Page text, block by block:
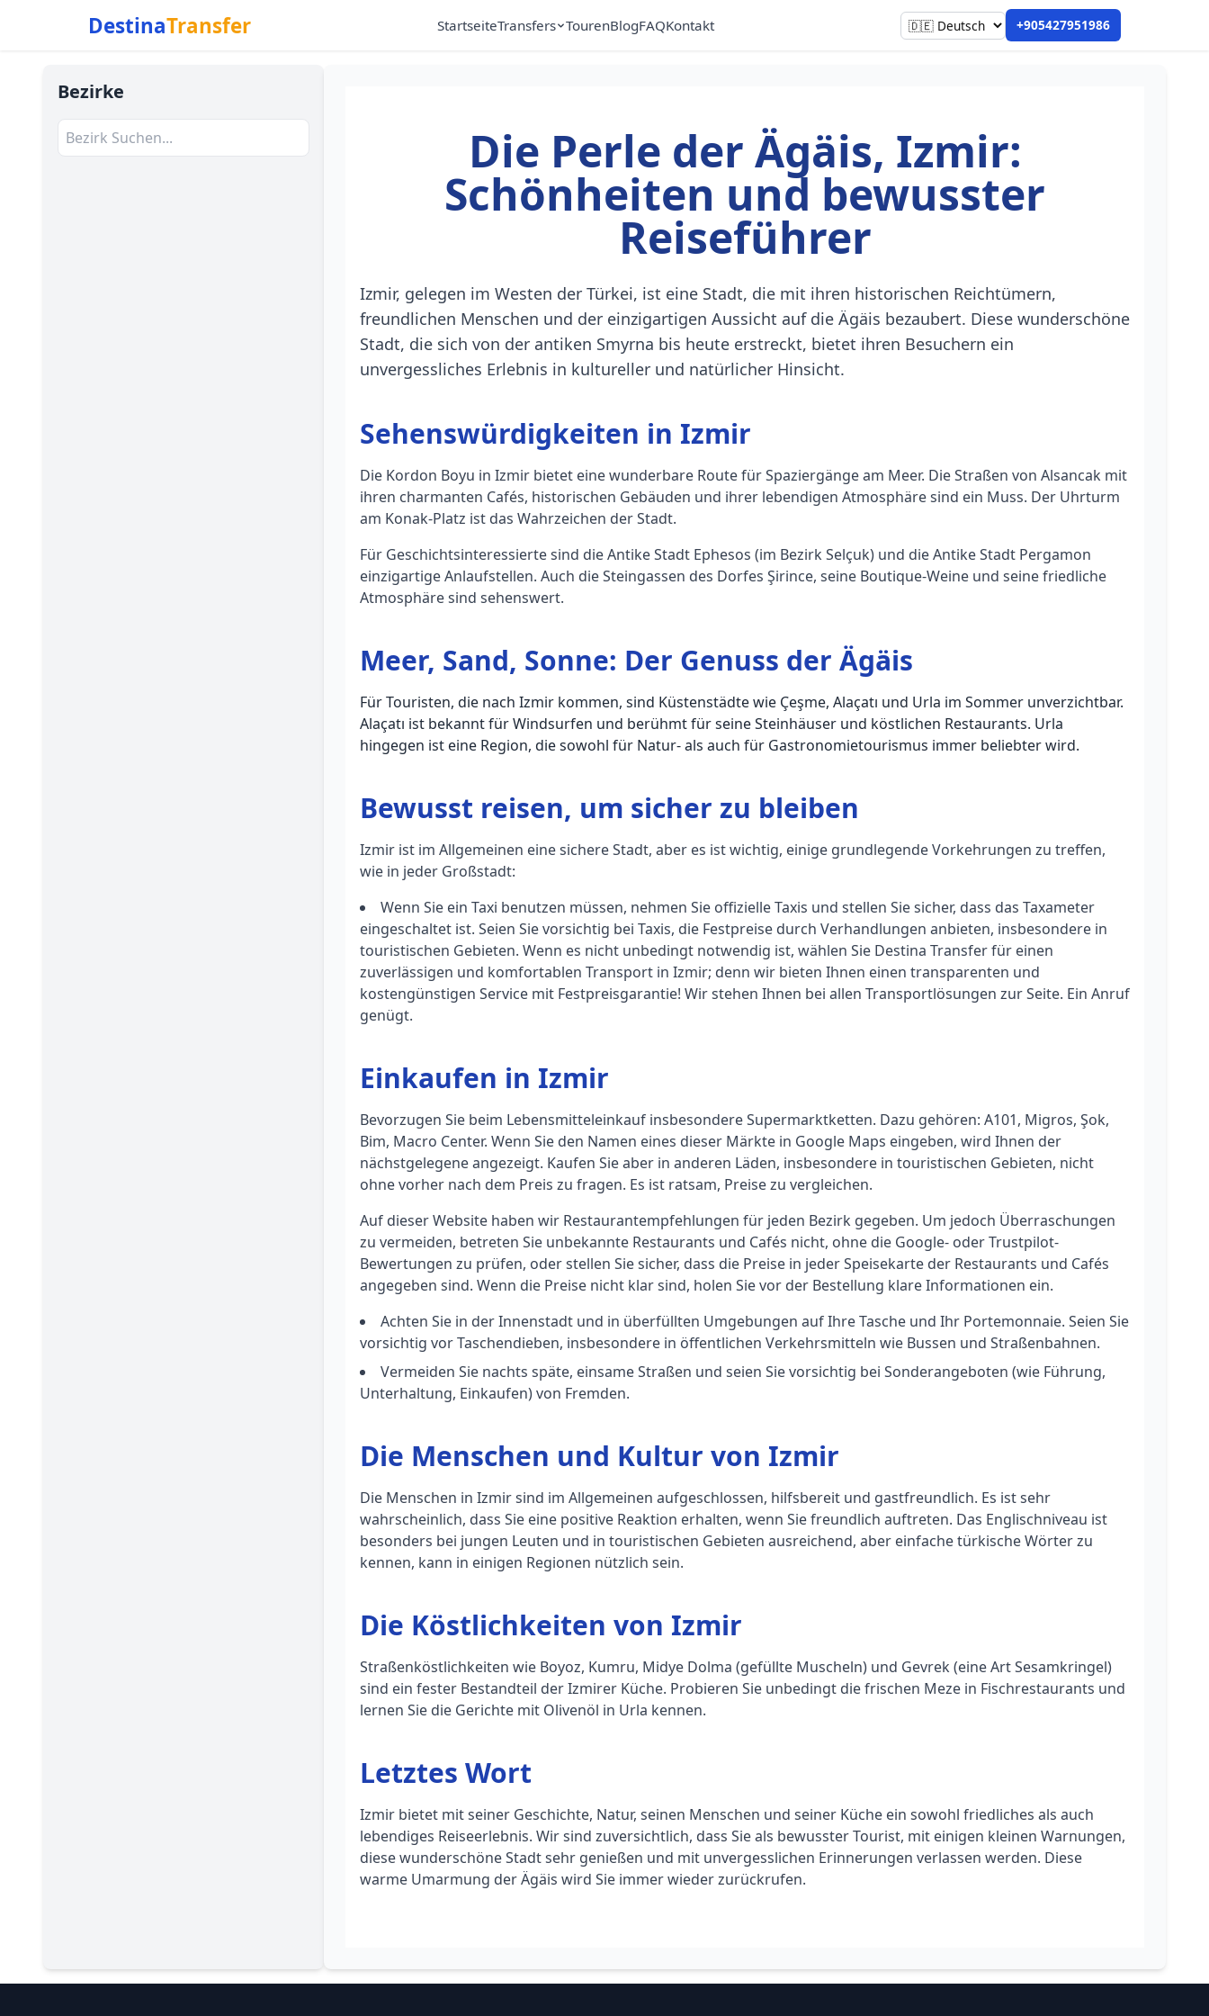
DestinaTransfer StartseiteTransfers TourenBlogFAQKontakt +905427951986
Bezirke
Die Perle der Ägäis, Izmir:
Schönheiten und bewusster
Reiseführer
Izmir, gelegen im Westen der Türkei, ist eine Stadt, die mit ihren historischen Reichtümern,
freundlichen Menschen und der einzigartigen Aussicht auf die Ägäis bezaubert. Diese wunderschöne
Stadt, die sich von der antiken Smyrna bis heute erstreckt, bietet ihren Besuchern ein
unvergessliches Erlebnis in kultureller und natürlicher Hinsicht.
Sehenswürdigkeiten in Izmir
Die Kordon Boyu in Izmir bietet eine wunderbare Route für Spaziergänge am Meer. Die Straßen von Alsancak mit
ihren charmanten Cafés, historischen Gebäuden und ihrer lebendigen Atmosphäre sind ein Muss. Der Uhrturm
am Konak-Platz ist das Wahrzeichen der Stadt.
Für Geschichtsinteressierte sind die Antike Stadt Ephesos (im Bezirk Selçuk) und die Antike Stadt Pergamon
einzigartige Anlaufstellen. Auch die Steingassen des Dorfes Şirince, seine Boutique-Weine und seine friedliche
Atmosphäre sind sehenswert.
Meer, Sand, Sonne: Der Genuss der Ägäis
Für Touristen, die nach Izmir kommen, sind Küstenstädte wie Çeşme, Alaçatı und Urla im Sommer unverzichtbar.
Alaçatı ist bekannt für Windsurfen und berühmt für seine Steinhäuser und köstlichen Restaurants. Urla
hingegen ist eine Region, die sowohl für Natur- als auch für Gastronomietourismus immer beliebter wird.
Bewusst reisen, um sicher zu bleiben
Izmir ist im Allgemeinen eine sichere Stadt, aber es ist wichtig, einige grundlegende Vorkehrungen zu treffen,
wie in jeder Großstadt:
Wenn Sie ein Taxi benutzen müssen, nehmen Sie offizielle Taxis und stellen Sie sicher, dass das Taxameter
eingeschaltet ist. Seien Sie vorsichtig bei Taxis, die Festpreise durch Verhandlungen anbieten, insbesondere in
touristischen Gebieten. Wenn es nicht unbedingt notwendig ist, wählen Sie Destina Transfer für einen
zuverlässigen und komfortablen Transport in Izmir; denn wir bieten Ihnen einen transparenten und
kostengünstigen Service mit Festpreisgarantie! Wir stehen Ihnen bei allen Transportlösungen zur Seite. Ein Anruf
genügt.
Einkaufen in Izmir
Bevorzugen Sie beim Lebensmitteleinkauf insbesondere Supermarktketten. Dazu gehören: A101, Migros, Şok,
Bim, Macro Center. Wenn Sie den Namen eines dieser Märkte in Google Maps eingeben, wird Ihnen der
nächstgelegene angezeigt. Kaufen Sie aber in anderen Läden, insbesondere in touristischen Gebieten, nicht
ohne vorher nach dem Preis zu fragen. Es ist ratsam, Preise zu vergleichen.
Auf dieser Website haben wir Restaurantempfehlungen für jeden Bezirk gegeben. Um jedoch Überraschungen
zu vermeiden, betreten Sie unbekannte Restaurants und Cafés nicht, ohne die Google- oder Trustpilot-
Bewertungen zu prüfen, oder stellen Sie sicher, dass die Preise in jeder Speisekarte der Restaurants und Cafés
angegeben sind. Wenn die Preise nicht klar sind, holen Sie vor der Bestellung klare Informationen ein.
Achten Sie in der Innenstadt und in überfüllten Umgebungen auf Ihre Tasche und Ihr Portemonnaie. Seien Sie
vorsichtig vor Taschendieben, insbesondere in öffentlichen Verkehrsmitteln wie Bussen und Straßenbahnen.
Vermeiden Sie nachts späte, einsame Straßen und seien Sie vorsichtig bei Sonderangeboten (wie Führung,
Unterhaltung, Einkaufen) von Fremden.
Die Menschen und Kultur von Izmir
Die Menschen in Izmir sind im Allgemeinen aufgeschlossen, hilfsbereit und gastfreundlich. Es ist sehr
wahrscheinlich, dass Sie eine positive Reaktion erhalten, wenn Sie freundlich auftreten. Das Englischniveau ist
besonders bei jungen Leuten und in touristischen Gebieten ausreichend, aber einfache türkische Wörter zu
kennen, kann in einigen Regionen nützlich sein.
Die Köstlichkeiten von Izmir
Straßenköstlichkeiten wie Boyoz, Kumru, Midye Dolma (gefüllte Muscheln) und Gevrek (eine Art Sesamkringel)
sind ein fester Bestandteil der Izmirer Küche. Probieren Sie unbedingt die frischen Meze in Fischrestaurants und
lernen Sie die Gerichte mit Olivenöl in Urla kennen.
Letztes Wort
Izmir bietet mit seiner Geschichte, Natur, seinen Menschen und seiner Küche ein sowohl friedliches als auch
lebendiges Reiseerlebnis. Wir sind zuversichtlich, dass Sie als bewusster Tourist, mit einigen kleinen Warnungen,
diese wunderschöne Stadt sehr genießen und mit unvergesslichen Erinnerungen verlassen werden. Diese
warme Umarmung der Ägäis wird Sie immer wieder zurückrufen.